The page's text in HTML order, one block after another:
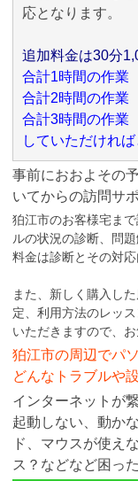
応となります。
追加料金は30分
合計1時間の作業
合計2時間の作業
合計3時間の作業
していただければ
事前におおよその
いてからの訪問サ
狛江市のお客様宅ま
ルの状況の診断、問題
料金は診断とその対応
また、新しく購入し
定、利用方法のレッ
いただきますので、
狛江市の周辺でパ
どんなトラブルや
インターネットが
起動しない、動か
ド、マウスが使え
ス？などなど困っ